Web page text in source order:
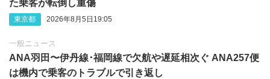
た乗客が転倒し重傷
東京都 2026年8月5日19:05
一般ニュース
ANA羽田〜伊丹線･福岡線で欠航や遅延相次ぐ ANA257便
は機内で乗客のトラブルで引き返し